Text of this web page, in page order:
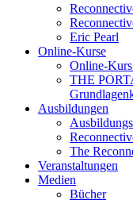
Eric Pearl
Online-Kurse
Online-
THE
Ausbildungen
The
Veranstaltungen
Medien
Bücher